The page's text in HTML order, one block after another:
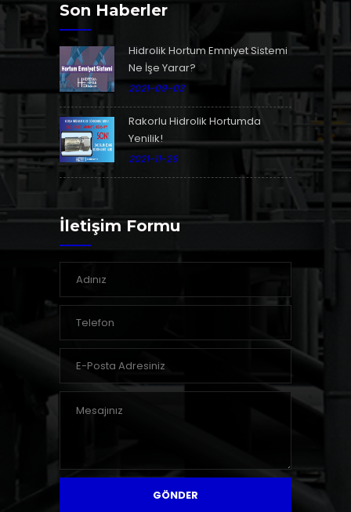
Son Haberler
Hidrolik Hortum Emniyet Sistemi
Ne İşe Yarar?
2021-09-03
Rakorlu Hidrolik Hortumda
Yenilik!
2021-11-29
İletişim Formu
GÖNDER